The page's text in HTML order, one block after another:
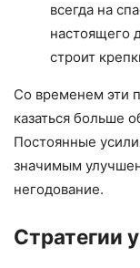
всегда на
настоящего
строит
Со временем эти
казаться больше
Постоянные
значимым
негодование.
Стратегии